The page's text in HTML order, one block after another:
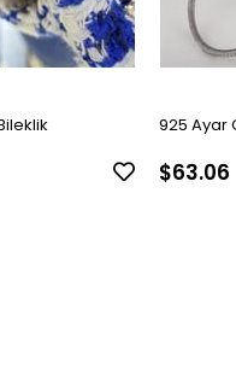
925 Ayar
$63.06